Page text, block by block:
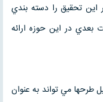
تحقيق را دسته بندي
بعدي در اين حوزه ارائه
مي تواند به عنوان